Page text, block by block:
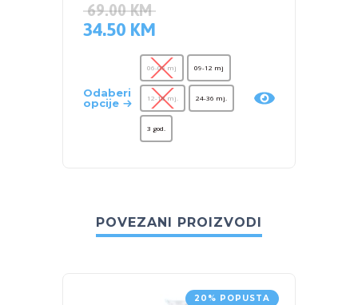
69.00KM
34.50 KM
Odaberi
opcije
06-09 mj 09-12 mj
12-18 mj. 24-36 mj.
3 god.
POVEZANI PROIZVODI
20% POPUSTA